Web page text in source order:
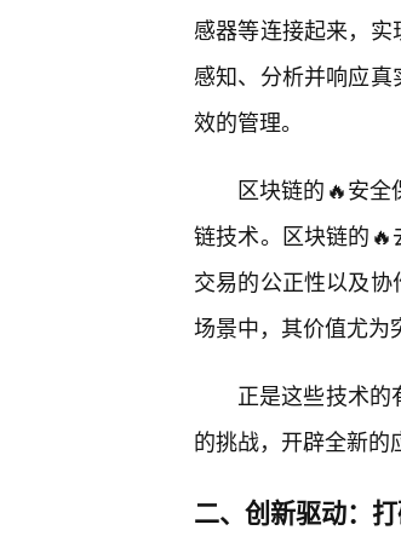
感器等连接起来，
感知、分析并响应
效的管理。
区块链的🔥安全
链技术。区块链的🔥
交易的公正性以及
场景中，其价值尤为
正是这些技术的
的挑战，开辟全新的
二、创新驱动：